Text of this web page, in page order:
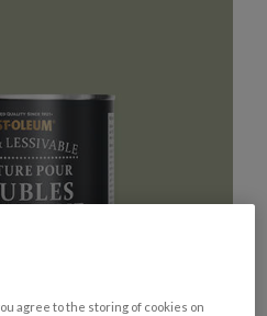
agree to the storing of cookies on